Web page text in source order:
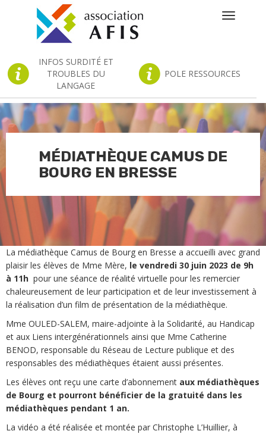
Toggle
INFOS SURDITÉ ET
TROUBLES DU
LANGAGE
POLE RESSOURCES
MÉDIATHÈQUE CAMUS DE
BOURG EN BRESSE
La médiathèque Camus de Bourg en Bresse a accueilli avec grand
plaisir les élèves de Mme Mère, le vendredi 30 juin 2023 de 9h
à 11h pour une séance de réalité virtuelle pour les remercier
chaleureusement de leur participation et de leur investissement à
la réalisation d’un film de présentation de la médiathèque.
Mme OULED-SALEM, maire-adjointe à la Solidarité, au Handicap
et aux Liens intergénérationnels ainsi que Mme Catherine
BENOD, responsable du Réseau de Lecture publique et des
responsables des médiathèques étaient aussi présentes.
Les élèves ont reçu une carte d’abonnement aux médiathèques
de Bourg et pourront bénéficier de la gratuité dans les
médiathèques pendant 1 an.
La vidéo a été réalisée et montée par Christophe L’Huillier, à